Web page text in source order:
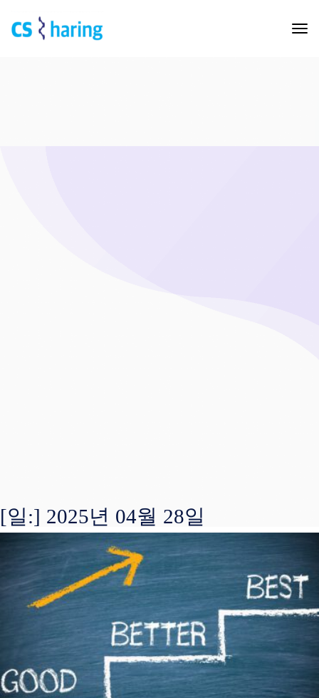
[일:] 2025년 04월 28일